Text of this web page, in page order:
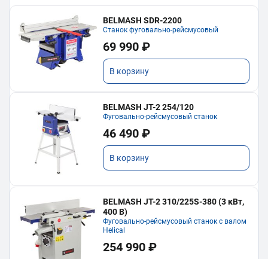
BELMASH SDR-2200
Станок фуговально-рейсмусовый
69 990 ₽
В корзину
BELMASH JT-2 254/120
Фуговально-рейсмусовый станок
46 490 ₽
В корзину
BELMASH JT-2 310/225S-380 (3 кВт,
400 В)
Фуговально-рейсмусовый станок с валом
Helical
254 990 ₽